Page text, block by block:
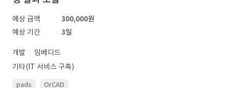
예상 금액
300,000원
예상 기간
3일
개발
임베디드
기타(IT 서비스 구축)
pads OrCAD